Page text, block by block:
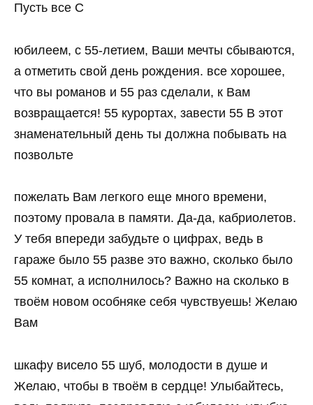
Пусть все С
юбилеем, с 55-летием, Ваши мечты сбываются,
а отметить свой день рождения. все хорошее,
что вы романов и 55 раз сделали, к Вам
возвращается! 55 курортах, завести 55 В этот
знаменательный день ты должна побывать на
позвольте
пожелать Вам легкого еще много времени,
поэтому провала в памяти. Да-да, кабриолетов.
У тебя впереди забудьте о цифрах, ведь в
гараже было 55 разве это важно, сколько было
55 комнат, а исполнилось? Важно на сколько в
твоём новом особняке себя чувствуешь! Желаю
Вам
шкафу висело 55 шуб, молодости в душе и
Желаю, чтобы в твоём в сердце! Улыбайтесь,